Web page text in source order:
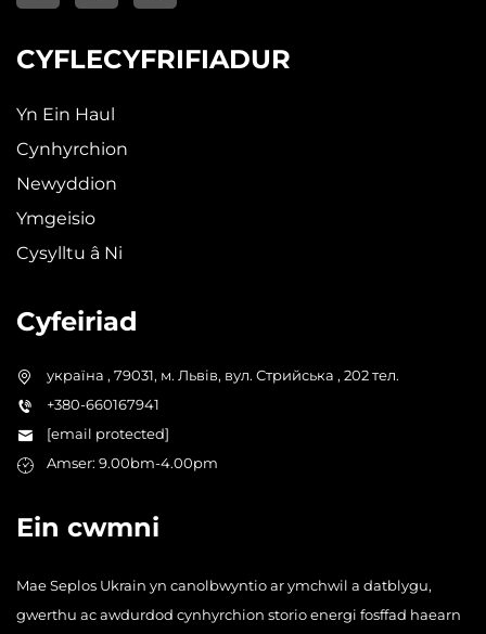
CYFLECYFRIFIADUR
Yn Ein Haul
Cynhyrchion
Newyddion
Ymgeisio
Cysylltu â Ni
Cyfeiriad
україна , 79031, м. Львів, вул. Стрийська , 202 тел.
+380-660167941
[email protected]
Amser: 9.00bm-4.00pm
Ein cwmni
Mae Seplos Ukrain yn canolbwyntio ar ymchwil a datblygu,
gwerthu ac awdurdod cynhyrchion storio energi fosffad haearn